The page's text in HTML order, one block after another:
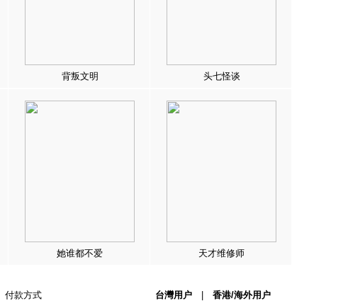
背叛文明 头七怪谈
她谁都不爱 天才维修师
付款方式 台灣用户 香港/海外用户